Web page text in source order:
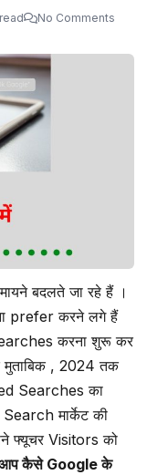
No Comments
बदलते जा रहे हैं ।
prefer करने लगे हैं
करना शुरू कर
, 2024 तक
Searches का
मार्केट की
फ्यूचर Visitors को
कैसे Google के